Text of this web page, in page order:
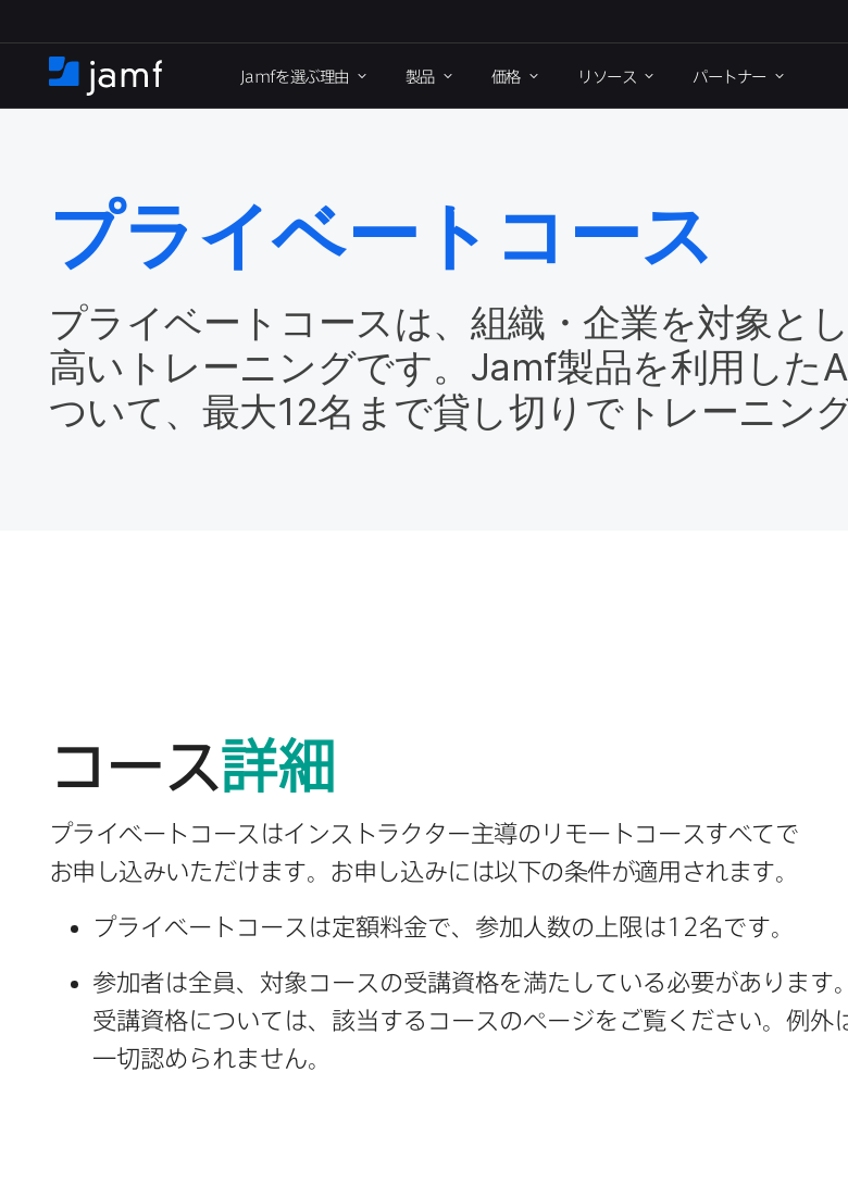
イ
ン
に
移
ホ
ー
Jamfを​選ぶ理由 製品 価格 リソース パートナー
プライベートコース
プライベートコースは、​組織・企業を​対象と
高い​トレーニングです。 Jamf製品を​利用した
ついて、​最大12名まで​貸し切りで​トレーニン
コース詳細
プライベートコースは​インストラクター主導の​リモートコースすべてで​
お申し込みいただけます。​お申し込みには​以下の​条件が​適用されます。
プライベートコースは​定額料金で、​参加人数の​上限は12名です。
参加者は​全員、​対象コースの​受講資格を​満たしている​必要が​あります。​
受講資格に​ついては、​該当する​コースの​ページを​ご覧ください。​例外
一切​認められません。